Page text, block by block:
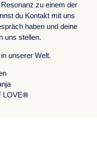
zu einem der
du Kontakt mit uns
haben und deine
uns stellen.
unserer Welt.
LOVE®